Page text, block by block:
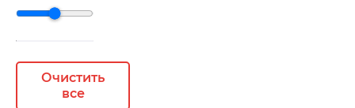
Очистить
все